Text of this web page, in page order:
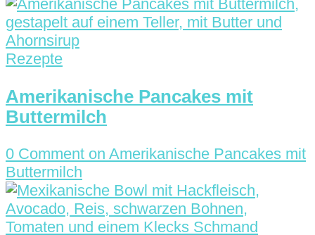
Rezepte
Amerikanische Pancakes mit
Buttermilch
0 Comment on Amerikanische Pancakes mit
Buttermilch